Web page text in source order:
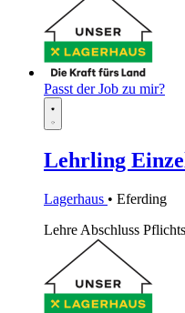
Passt der Job zu mir?
Lehrling
Lagerhaus • Eferding
Lehre Abschluss